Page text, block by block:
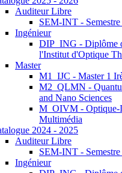
Auditeur Libre
SEM-INT -
Ingénieur
DIP_ING - Diplôme
l'Institut d'Optique
Master
M1_IJC - Master 1
M2_QLMN -
and Nano Sciences
M_OIVM - Optique-
Multimédia
2024 - 2025
Auditeur Libre
SEM-INT -
Ingénieur